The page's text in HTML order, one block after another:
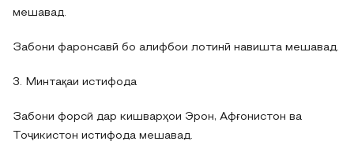
мешавад.
Забони фаронсавӣ бо алифбои лотинӣ навишта мешавад.
3. Минтақаи истифода
Забони форсӣ дар кишварҳои Эрон, Афғонистон ва
Тоҷикистон истифода мешавад.